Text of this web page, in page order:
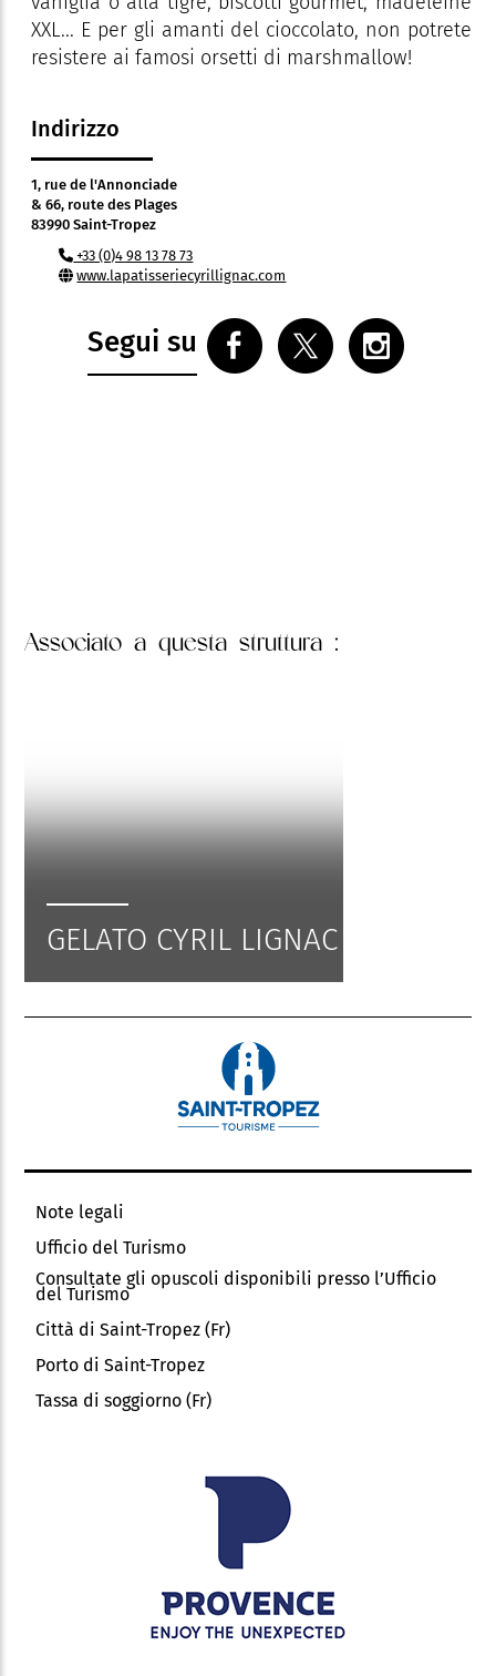
XXL... E per gli amanti del cioccolato, non potrete
resistere ai famosi orsetti di marshmallow!
Indirizzo
1, rue de l'Annonciade
& 66, route des Plages
83990 Saint-Tropez
+33 (0)4 98 13 78 73
www.lapatisseriecyrillignac.com
Segui su
Associato a questa struttura :
GELATO CYRIL LIGNAC
Note legali
Ufficio del Turismo
Consultate gli opuscoli disponibili presso l’Ufficio
del Turismo
Città di Saint-Tropez (Fr)
Porto di Saint-Tropez
Tassa di soggiorno (Fr)